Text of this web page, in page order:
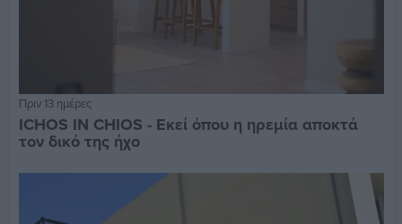
Πριν 13 ημέρες
ICHOS IN CHIOS - Εκεί όπου η ηρεμία αποκτά
τον δικό της ήχο